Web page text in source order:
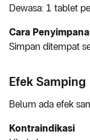
Dewasa: 1 tablet
Cara
Simpan ditempat
Efek Samping
Belum ada efek
Kontraindikasi